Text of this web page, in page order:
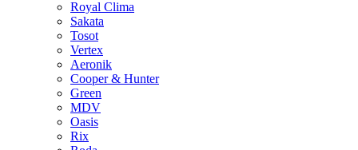
Royal Clima
Sakata
Tosot
Vertex
Aeronik
Cooper & Hunter
Green
MDV
Oasis
Rix